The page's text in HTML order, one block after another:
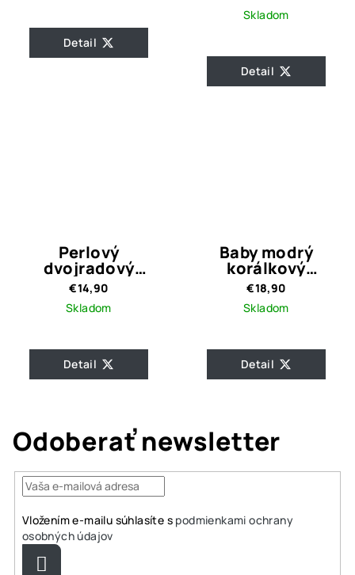
Detail
Skladom
Detail
Perlový
dvojradový
náhrdelník Noe
Crystal Grey
€14,90
Skladom
Detail
Baby modrý
korálkový
náhrdelník Viwien
€18,90
Skladom
Detail
Odoberať newsletter
Vložením e-mailu súhlasíte s podmienkami ochrany
osobných údajov